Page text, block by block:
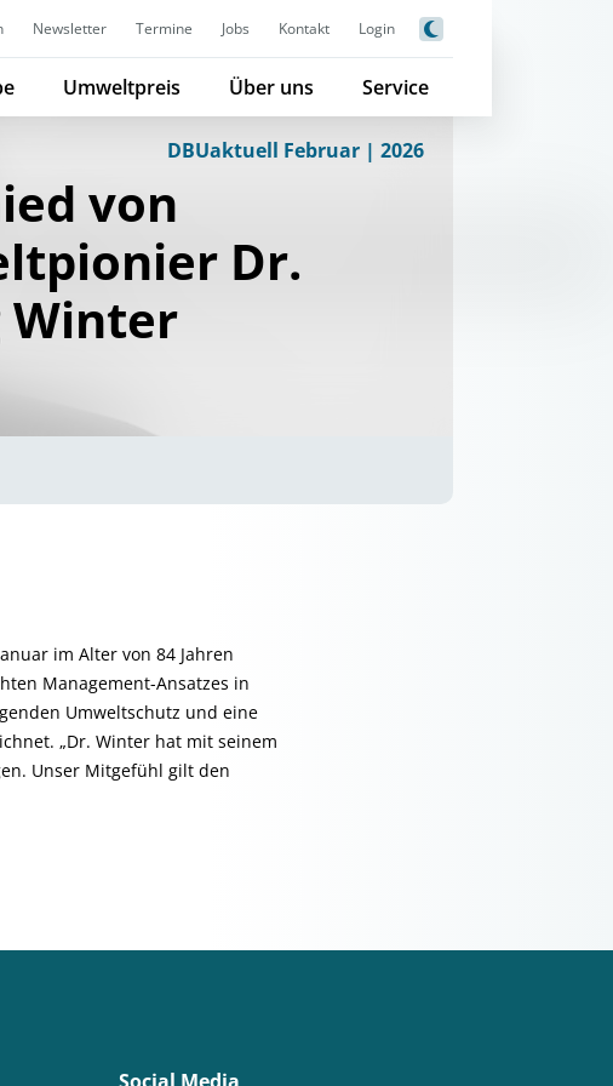
Newsletter Termine Jobs Kontakt Login
Umweltpreis Über uns Service
DBUaktuell Februar | 2026
von
Dr.
Winter
im Alter von 84 Jahren
Management-Ansatzes in
Umweltschutz und eine
„Dr. Winter hat mit seinem
Unser Mitgefühl gilt den